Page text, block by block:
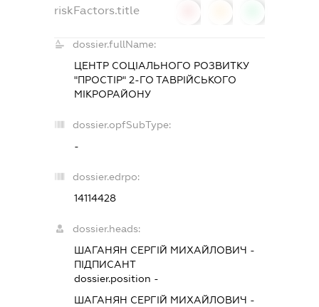
riskFactors.title
dossier.fullName:
ЦЕНТР СОЦІАЛЬНОГО РОЗВИТКУ
"ПРОСТІР" 2-ГО ТАВРІЙСЬКОГО
МІКРОРАЙОНУ
dossier.opfSubType:
-
dossier.edrpo:
14114428
dossier.heads:
ШАГАНЯН СЕРГІЙ МИХАЙЛОВИЧ -
ПІДПИСАНТ
dossier.position -
ШАГАНЯН СЕРГІЙ МИХАЙЛОВИЧ -